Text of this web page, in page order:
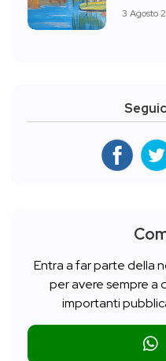
3 Agosto
Entra a far parte della
per avere sempre a
importanti